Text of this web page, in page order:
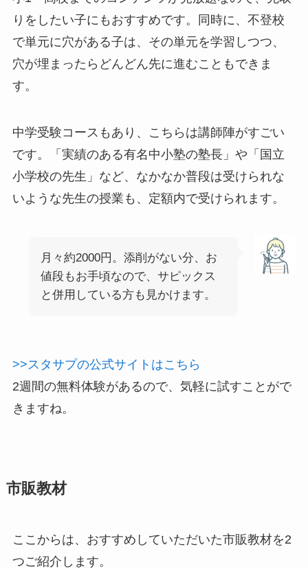
りをしたい子にもおすすめです。同時に、不登校
で単元に穴がある子は、その単元を学習しつつ、
穴が埋まったらどんどん先に進むこともできま
す。
中学受験コースもあり、こちらは講師陣がすごい
です。「実績のある有名中小塾の塾長」や「国立
小学校の先生」など、なかなか普段は受けられな
いような先生の授業も、定額内で受けられます。
月々約2000円。添削がない分、お
値段もお手頃なので、サピックス
と併用している方も見かけます。
>>スタサプの公式サイトはこちら
2週間の無料体験があるので、気軽に試すことがで
きますね。
市販教材
ここからは、おすすめしていただいた市販教材を2
つご紹介します。